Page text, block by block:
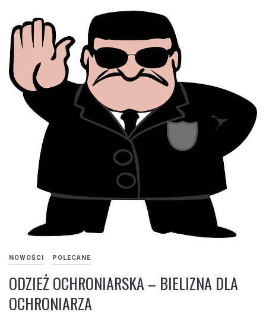
NOWOŚCI POLECANE
ODZIEŻ OCHRONIARSKA – BIELIZNA DLA
OCHRONIARZA